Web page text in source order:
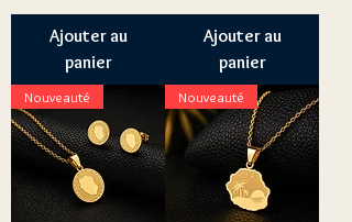
Ajouter au
panier
Ajouter au
panier
Nouveauté Nouveauté